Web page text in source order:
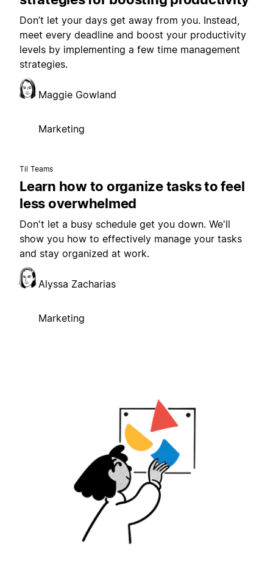
Don’t let your days get away from you. Instead,
meet every deadline and boost your productivity
levels by implementing a few time management
strategies.
Maggie Gowland
Marketing
Til Teams
Learn how to organize tasks to feel
less overwhelmed
Don't let a busy schedule get you down. We'll
show you how to effectively manage your tasks
and stay organized at work.
Alyssa Zacharias
Marketing